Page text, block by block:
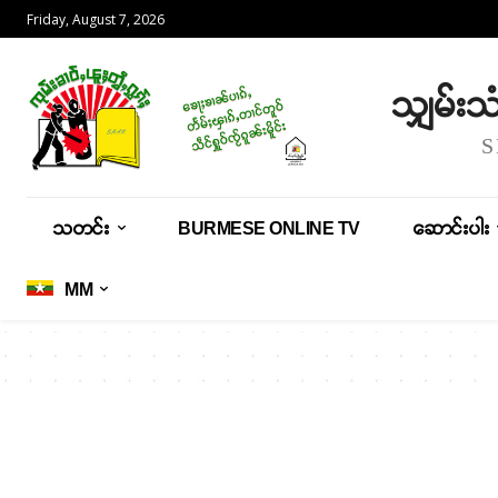
Friday, August 7, 2026
သျှမ်
သတင်း BURMESE ONLINE TV ဆောင်းပါး
MM